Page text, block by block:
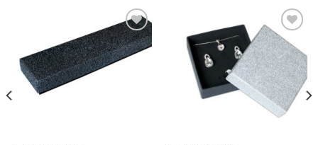
Add to
Add to
Wishlist